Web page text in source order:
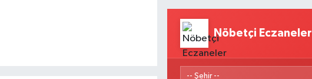
Nöbetçi Eczaneler